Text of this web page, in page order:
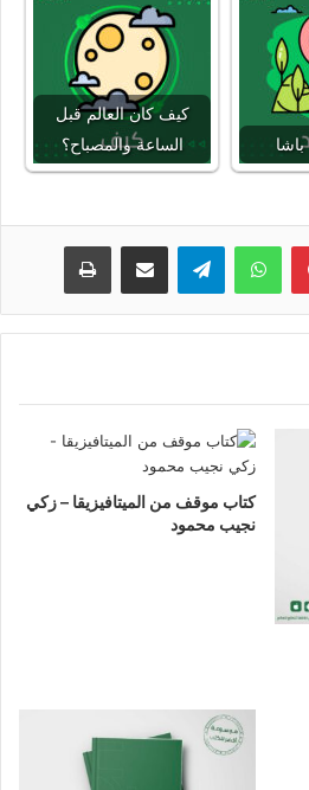
كيف كان العالم قبل
الساعة والمصباح؟
بينتيريستواتساب تيلقرام مشاركة عبر البريد طباعة
كتاب موقف من الميتافيزيقا – زكي
نجيب محمود